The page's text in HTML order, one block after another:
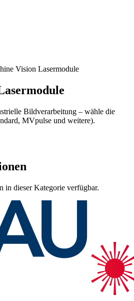
Vision Lasermodule
Bildverarbeitung – wähle die
MVpulse und weitere).
in dieser Kategorie verfügbar.